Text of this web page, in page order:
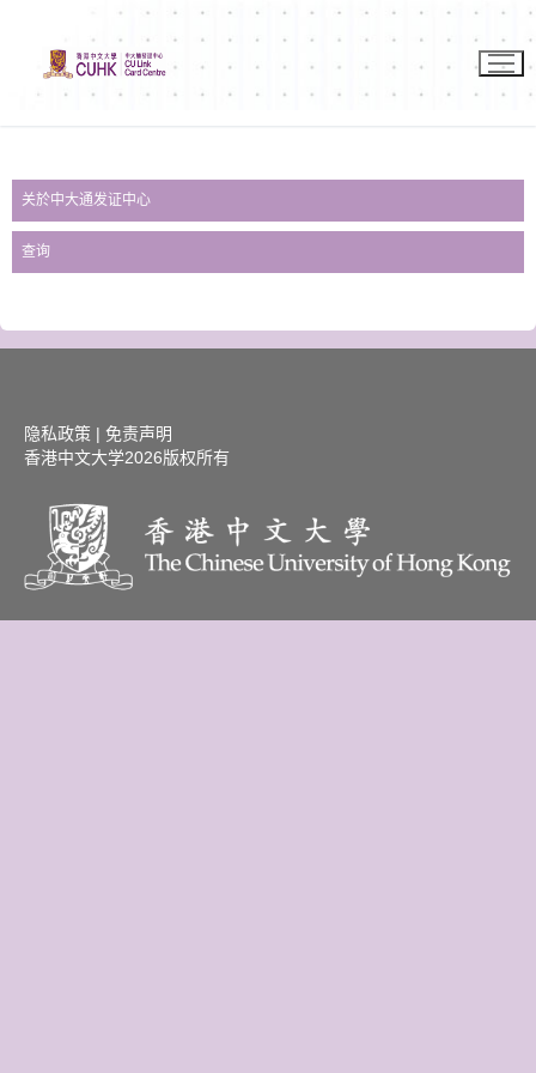
关於中大通发证中心
查询
隐私政策 | 免责声明
香港中文大学2026版权所有